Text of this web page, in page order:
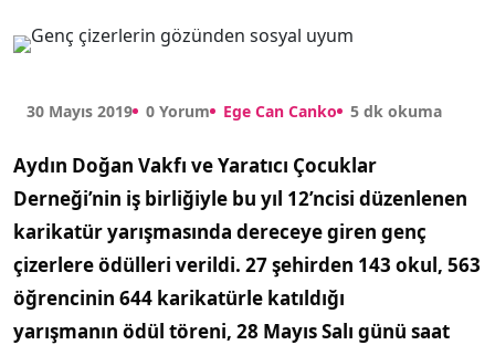
30 Mayıs 2019 0 Yorum Ege Can Canko 5 dk okuma
Aydın Doğan Vakfı ve Yaratıcı Çocuklar
Derneği’nin iş birliğiyle bu yıl 12’ncisi düzenlenen
karikatür yarışmasında dereceye giren genç
çizerlere ödülleri verildi. 27 şehirden 143 okul, 563
öğrencinin 644 karikatürle katıldığı
yarışmanın ödül töreni, 28 Mayıs Salı günü saat